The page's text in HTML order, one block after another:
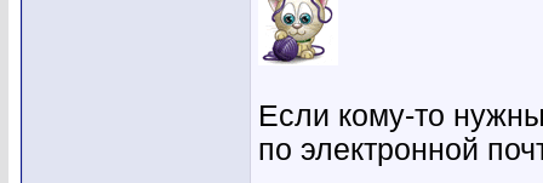
Если кому-то
по электронной